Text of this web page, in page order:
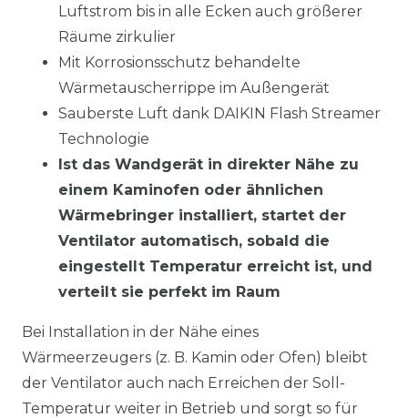
Luftstrom bis in alle Ecken auch größerer
Räume zirkulier
Mit Korrosionsschutz behandelte
Wärmetauscherrippe im Außengerät
Sauberste Luft dank DAIKIN Flash Streamer
Technologie
Ist das Wandgerät in direkter Nähe zu
einem Kaminofen oder ähnlichen
Wärmebringer installiert, startet der
Ventilator automatisch, sobald die
eingestellt Temperatur erreicht ist, und
verteilt sie perfekt im Raum
Bei Installation in der Nähe eines
Wärmeerzeugers (z. B. Kamin oder Ofen) bleibt
der Ventilator auch nach Erreichen der Soll-
Temperatur weiter in Betrieb und sorgt so für